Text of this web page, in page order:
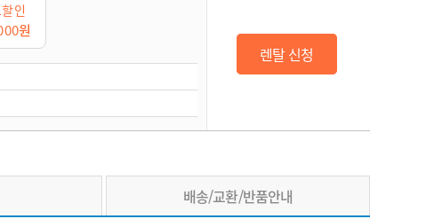
인
원
렌탈 신청
배송/교환/반품안내